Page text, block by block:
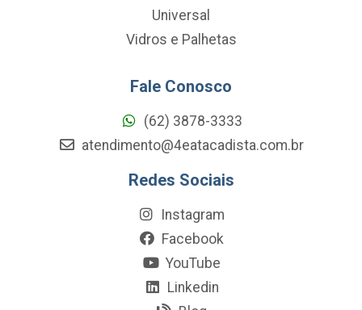
Universal
Vidros e Palhetas
Fale Conosco
(62) 3878-3333
atendimento@4eatacadista.com.br
Redes Sociais
Instagram
Facebook
YouTube
Linkedin